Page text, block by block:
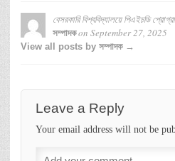
বেসরকারি বিশ্ববিদ্যালয়ে পিএইচডি
সম্পাদকon September 27, 2025
View all posts by সম্পাদক →
Leave a Reply
Your email address will not be